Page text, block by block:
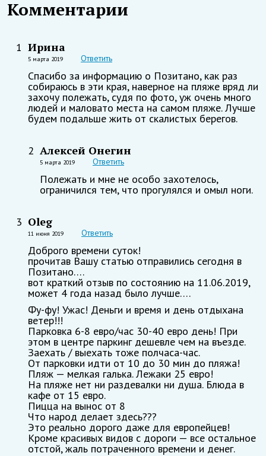
Комментарии
1 Ирина
5 марта 2019 Ответить
Спасибо за информацию о Позитано, как раз
собираюсь в эти края, наверное на пляже вряд ли
захочу полежать, судя по фото, уж очень много
людей и маловато места на самом пляже. Лучше
будем подальше жить от скалистых берегов.
2 Алексей Онегин
5 марта 2019 Ответить
Полежать и мне не особо захотелось,
ограничился тем, что прогулялся и омыл ноги.
3 Oleg
11 июня 2019 Ответить
Доброго времени суток!
прочитав Вашу статью отправились сегодня в
Позитано….
вот краткий отзыв по состоянию на 11.06.2019,
может 4 года назад было лучше….
Фу-фу! Ужас! Деньги и время и день отдыхана
ветер!!!
Парковка 6-8 евро/час 30-40 евро день! При
этом в центре паркинг дешевле чем на въезде.
Заехать / выехать тоже полчаса-час.
От парковки идти от 10 до 30 мин до пляжа!
Пляж — мелкая галька. Лежаки 25 евро!
На пляже нет ни раздевалки ни душа. Блюда в
кафе от 15 евро.
Пицца на вынос от 8
Что народ делает здесь???
Это реально дорого даже для европейцев!
Кроме красивых видов с дороги — все остальное
отстой, жаль потраченного времени и денег.